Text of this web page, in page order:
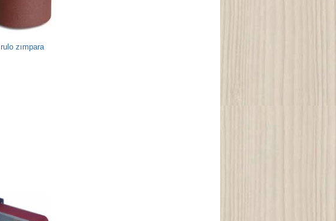
rulo zımpara